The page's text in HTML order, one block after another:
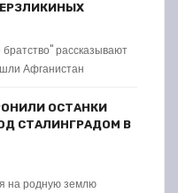
рассказывают
Афганистан
ОСТАНКИ
СТАЛИНГРАДОМ В
на родную землю